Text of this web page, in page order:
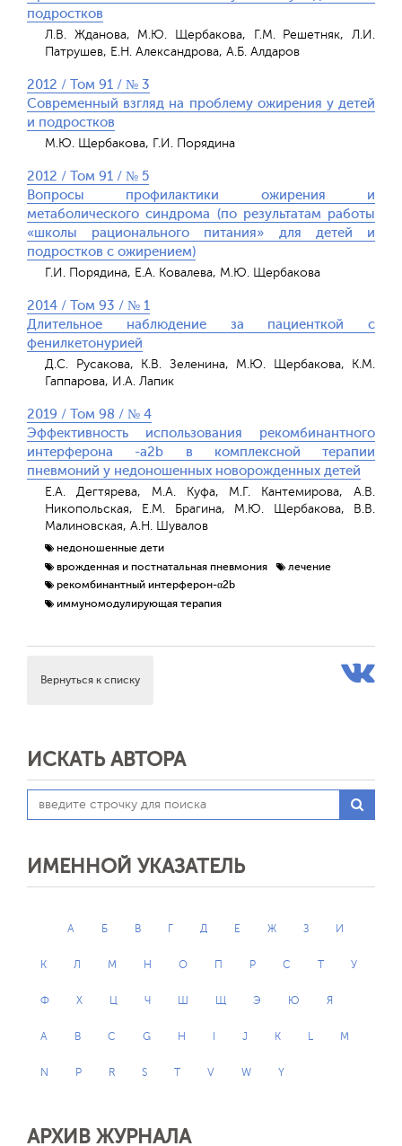
подростков
Л.В. Жданова, М.Ю. Щербакова, Г.М. Решетняк, Л.И.
Патрушев, Е.Н. Александрова, А.Б. Алдаров
2012 / Том 91 / № 3
Современный взгляд на проблему ожирения у детей
и подростков
М.Ю. Щербакова, Г.И. Порядина
2012 / Том 91 / № 5
Вопросы профилактики ожирения и
метаболического синдрома (по результатам работы
«школы рационального питания» для детей и
подростков с ожирением)
Г.И. Порядина, Е.А. Ковалева, М.Ю. Щербакова
2014 / Том 93 / № 1
Длительное наблюдение за пациенткой с
фенилкетонурией
Д.С. Русакова, К.В. Зеленина, М.Ю. Щербакова, К.М.
Гаппарова, И.А. Лапик
2019 / Том 98 / № 4
Эффективность использования рекомбинантного
интерферона -a2b в комплексной терапии
пневмоний у недоношенных новорожденных детей
Е.А. Дегтярева, М.А. Куфа, М.Г. Кантемирова, А.В.
Никопольская, Е.М. Брагина, М.Ю. Щербакова, В.В.
Малиновская, А.Н. Шувалов
недоношенные дети
врожденная и постнатальная пневмония
лечение
рекомбинантный интерферон-α2b
иммуномодулирующая терапия
Вернуться к списку
ИСКАТЬ АВТОРА
ИМЕННОЙ УКАЗАТЕЛЬ
А Б В Г Д Е Ж З И
К Л М Н О П Р С Т У
Ф Х Ц Ч Ш Щ Э Ю Я
A B C G H I J K L M
N P R S T V W Y
АРХИВ ЖУРНАЛА